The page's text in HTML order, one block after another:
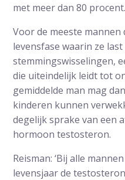
met meer dan 80
Voor de meeste
levensfase waarin ze
stemmingswisselingen,
die uiteindelijk leidt tot
gemiddelde man mag
kinderen kunnen
degelijk sprake van een
hormoon testosteron.
Reisman: ‘Bij alle
levensjaar de